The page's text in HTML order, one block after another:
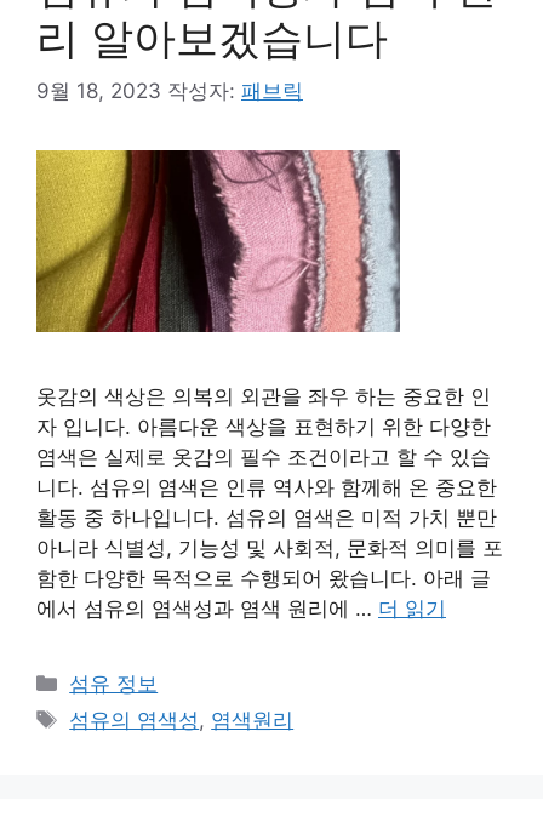
리 알아보겠습니다
9월 18, 2023 작성자: 패브릭
옷감의 색상은 의복의 외관을 좌우 하는 중요한 인
자 입니다. 아름다운 색상을 표현하기 위한 다양한
염색은 실제로 옷감의 필수 조건이라고 할 수 있습
니다. 섬유의 염색은 인류 역사와 함께해 온 중요한
활동 중 하나입니다. 섬유의 염색은 미적 가치 뿐만
아니라 식별성, 기능성 및 사회적, 문화적 의미를 포
함한 다양한 목적으로 수행되어 왔습니다. 아래 글
에서 섬유의 염색성과 염색 원리에 … 더 읽기
카
테
섬유 정보
태
섬유의 염색성, 염색원리